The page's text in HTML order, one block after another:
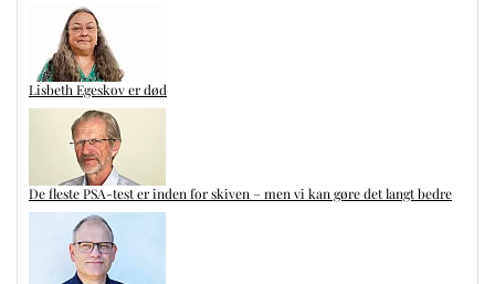
Lisbeth Egeskov er død
De fleste PSA-test er inden for skiven – men vi kan gøre det langt bedre